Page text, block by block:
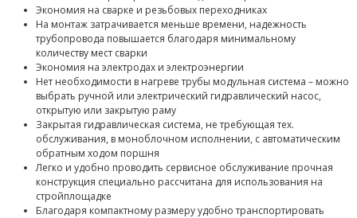
Экономия на сварке и резьбовых переходниках
На монтаж затрачивается меньше времени, надежность
трубопровода повышается благодаря минимальному
количеству мест сварки
Экономия на электродах и электроэнергии
Нет необходимости в нагреве трубы модульная система – можно
выбрать ручной или электрический гидравлический насос,
открытую или закрытую раму
Закрытая гидравлическая система, не требующая тех.
обслуживания, в моноблочном исполнении, с автоматическим
обратным ходом поршня
Легко и удобно проводить сервисное обслуживание прочная
конструкция специально рассчитана для использования на
стройплощадке
Благодаря компактному размеру удобно транспортировать